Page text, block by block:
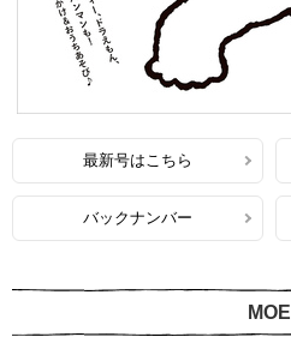
最新号はこちら
バックナンバー
MOE